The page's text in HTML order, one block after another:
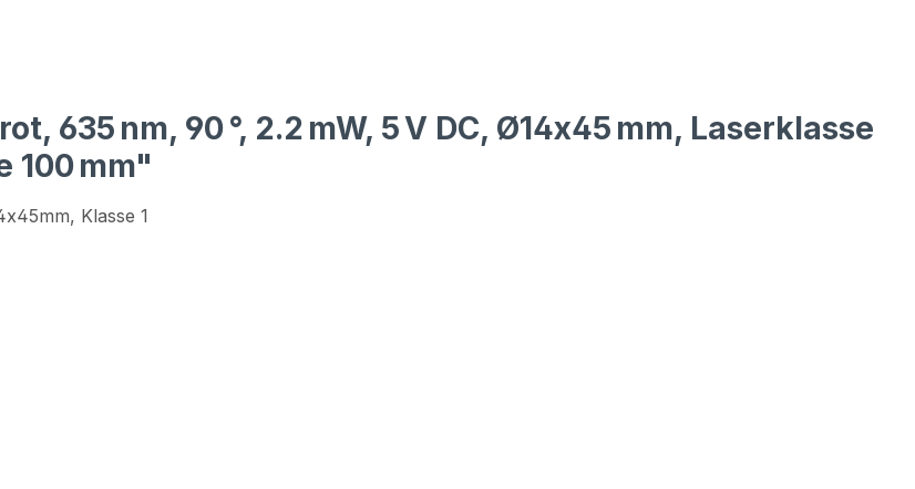
635 nm, 90 °, 2.2 mW, 5 V DC, Ø14x45 mm, Laserklasse
100 mm"
Klasse 1